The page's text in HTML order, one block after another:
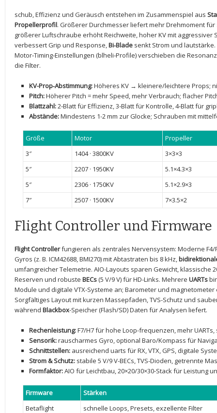
schub, Effizienz und Geräusch entstehen im ⁢Zusammenspiel aus
Propellerprofil. ⁤Größerer Durchmesser liefert mehr Drehmoment
größerer Luftschraube erhöht Reichweite, hoher KV mit aggressiver
verbessert Grip und Response,Bi‑Blade senkt Strom und
‌Motor‑Timing‑Einstellungen ⁣(blheli‑Profile) verschieben die
die Filter.
KV-Prop‑Abstimmung:Höheres KV →⁣ kleinere/leichtere Props;
Pitch:Höherer Pitch =⁣ mehr Speed, mehr Verbrauch; flacher
Blattzahl:2‑Blatt für Effizienz, 3‑Blatt für Kontrolle, 4‑Blatt für
Abstände:⁢Mindestens 1-2 mm ⁣zur Glocke; Schrauben mit
Größe Motor
Propeller
3″
1404 · 3800KV
3×3×3
5″
2207 · 1950KV
5.1×4.3×3
5″
2306 · 1750KV
5.1×2.9×3
7″
2507 ‍· 1500KV 7×3.5×2
Flight Controller und Firmware
Flight Controllerfungieren als zentrales Nervensystem: Moderne
Gyros (z. B. ICM42688, BMI270) mit Abtastraten bis ​8 kHz,
umfangreicher ‍Telemetrie. AIO-Layouts sparen Gewicht, klassische
Reserven und robuste BECs(5 V/9 ‌V)⁢ für HD-Links. Mehrere UARTs
Module und digitale ‌VTX-Systeme an; Barometer und
Sorgfältiges Layout mit kurzen Massepfaden, TVS-Schutz‌ und
während Blackbox-Speicher (Flash/SD) Daten für Analysen liefert.
Rechenleistung:F7/H7 für ‌hohe Loop-frequenzen, mehr
Sensorik:rauscharmes Gyro, optional Baro/Kompass für
Schnittstellen: ausreichend uarts für RX, VTX, GPS, digitale
Strom & Schutz: stabile 5 V/9 V-BECs, TVS-Dioden, getrennte
Formfaktor:AIO für ​Leichtbau, 20×20/30×30-Stack für Leistung
Firmware
Stärken
Betaflight
schnelle‌ Loops, Presets, exzellente Filter